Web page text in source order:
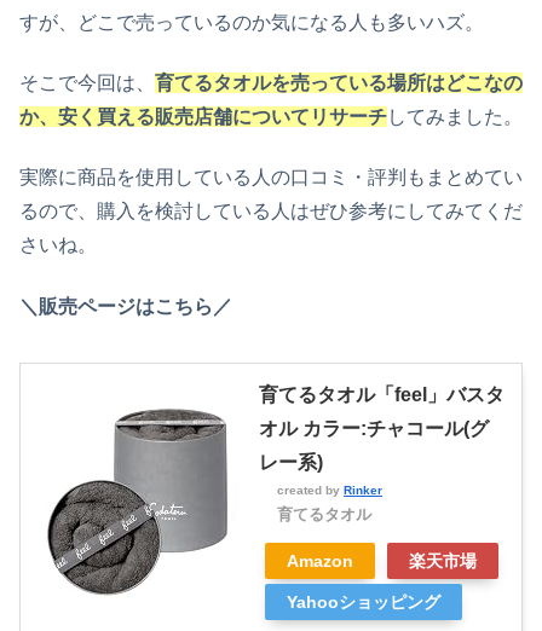
すが、どこで売っているのか気になる人も多いハズ。
そこで今回は、 育てるタオルを売っている場所はどこなの
か、安く買える販売店舗についてリサーチしてみました。
実際に商品を使用している人の口コミ・評判もまとめてい
るので、購入を検討している人はぜひ参考にしてみてくだ
さいね。
＼販売ページはこちら／
育てるタオル「feel」バスタ
オル カラー:チャコール(グ
レー系)
created by Rinker
育てるタオル
Amazon 楽天市場
Yahooショッピング